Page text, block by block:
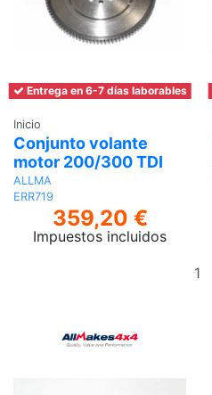
Entrega en 6-7 días laborables
Inicio
Conjunto volante
motor 200/300 TDI
ALLMA
ERR719
359,20 €
Impuestos incluidos